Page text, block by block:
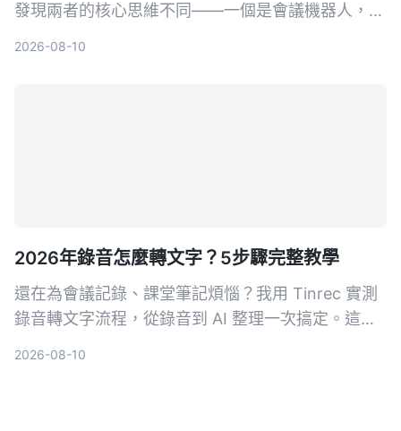
發現兩者的核心思維不同——一個是會議機器人，一
2026-08-10
2026年錄音怎麼轉文字？5步驟完整教學
還在為會議記錄、課堂筆記煩惱？我用 Tinrec 實測
錄音轉文字流程，從錄音到 AI 整理一次搞定。這篇
2026-08-10